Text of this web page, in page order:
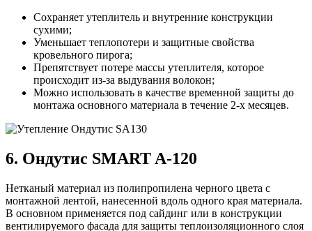
Сохраняет утеплитель и внутренние конструкции
сухими;
Уменьшает теплопотери и защитные свойства
кровельного пирога;
Препятствует потере массы утеплителя, которое
происходит из-за выдувания волокон;
Можно использовать в качестве временной защиты до
монтажа основного материала в течение 2-х месяцев.
6. Ондутис SMART A-120
Нетканый материал из полипропилена черного цвета с
монтажной лентой, нанесенной вдоль одного края материала.
В основном применяется под сайдинг или в конструкции
вентилируемого фасада для защиты теплоизоляционного слоя